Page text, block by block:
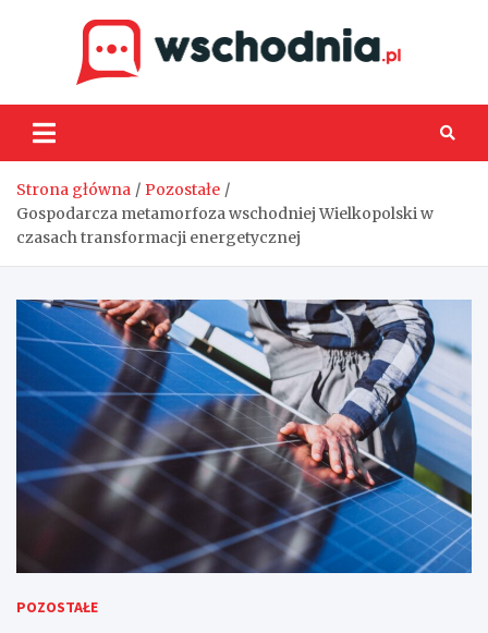
Strona główna
Pozostałe
Gospodarcza metamorfoza wschodniej Wielkopolski w
czasach transformacji energetycznej
POZOSTAŁE